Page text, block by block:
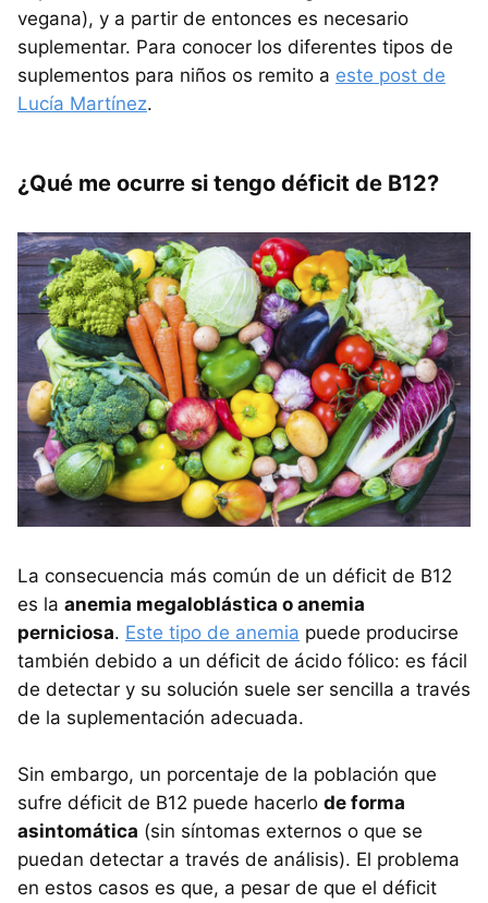
vegana), y a partir de entonces es necesario
suplementar. Para conocer los diferentes tipos de
suplementos para niños os remito a este post de
Lucía Martínez.
¿Qué me ocurre si tengo déficit de B12?
La consecuencia más común de un déficit de B12
es la anemia megaloblástica o anemia
perniciosa. Este tipo de anemia puede producirse
también debido a un déficit de ácido fólico: es fácil
de detectar y su solución suele ser sencilla a través
de la suplementación adecuada.
Sin embargo, un porcentaje de la población que
sufre déficit de B12 puede hacerlo de forma
asintomática (sin síntomas externos o que se
puedan detectar a través de análisis). El problema
en estos casos es que, a pesar de que el déficit